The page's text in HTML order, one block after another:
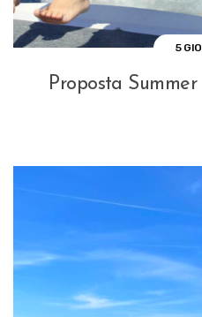
5
Proposta